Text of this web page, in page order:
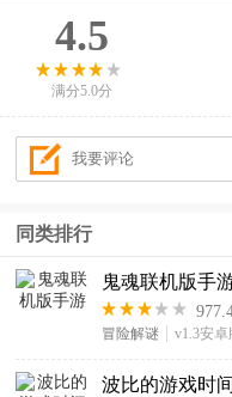
4.5
满分5.0分
同类排行
鬼魂联机版手
冒险解谜 v1.3安卓
波比的游戏时